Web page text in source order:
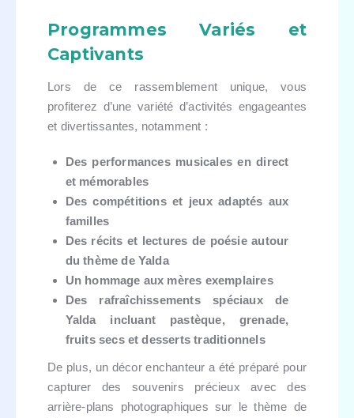
Programmes Variés et
Captivants
Lors de ce rassemblement unique, vous
profiterez d’une variété d’activités engageantes
et divertissantes, notamment :
Des performances musicales en direct
et mémorables
Des compétitions et jeux adaptés aux
familles
Des récits et lectures de poésie autour
du thème de Yalda
Un hommage aux mères exemplaires
Des rafraîchissements spéciaux de
Yalda incluant pastèque, grenade,
fruits secs et desserts traditionnels
De plus, un décor enchanteur a été préparé pour
capturer des souvenirs précieux avec des
arrière-plans photographiques sur le thème de